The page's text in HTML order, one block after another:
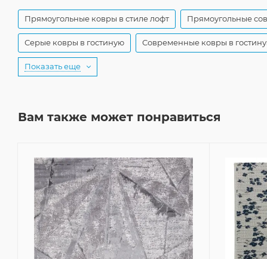
Прямоугольные ковры в стиле лофт Прямоугольные
Серые ковры в гостиную Современные ковры в
Показать еще
Вам также может понравиться